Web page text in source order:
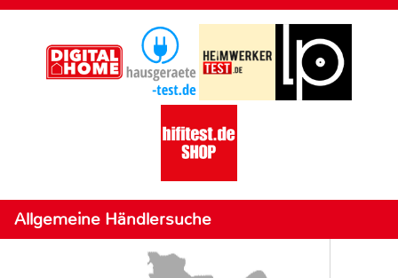
Allgemeine Händlersuche